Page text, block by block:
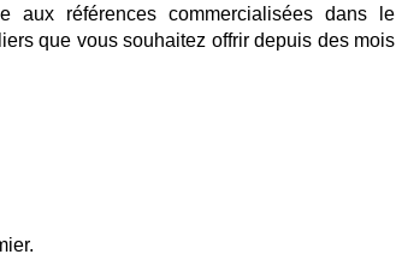
aux références commercialisées dans le
que vous souhaitez offrir depuis des mois